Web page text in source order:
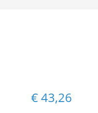
€43,26